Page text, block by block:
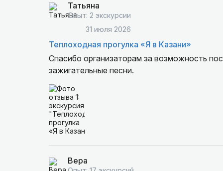
Татьяна
Опыт: 2 экскурсии
31 июля 2026
Теплоходная прогулка «Я в Казани»
Спасибо организаторам за возможность
зажигательные песни.
Вера